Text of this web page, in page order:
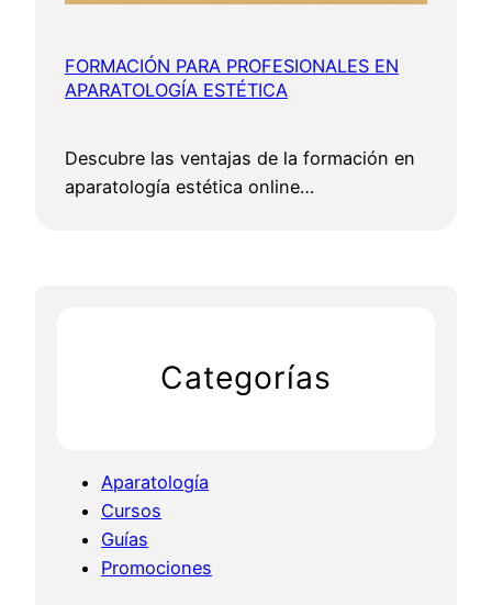
FORMACIÓN PARA PROFESIONALES EN
APARATOLOGÍA ESTÉTICA
Descubre las ventajas de la formación en
aparatología estética online…
Categorías
Aparatología
Cursos
Guías
Promociones